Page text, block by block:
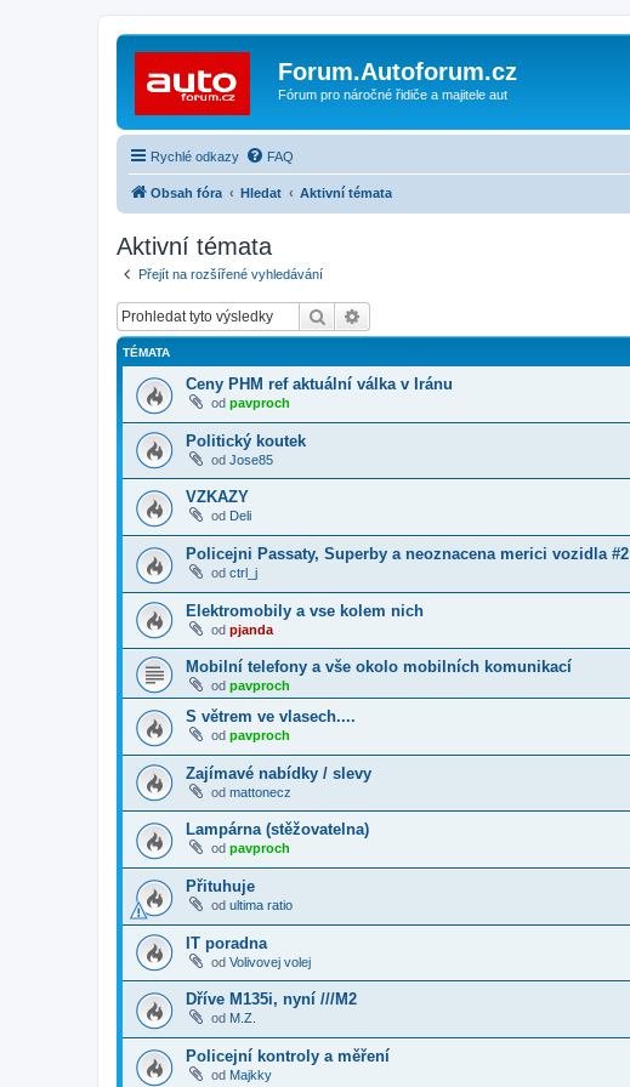
Forum.Autoforum.cz
Fórum pro náročné řidiče a majitele aut
Rychlé odkazy FAQ
Obsah fóra Hledat Aktivní témata
Aktivní témata
Přejít na rozšířené vyhledávání
Hledat
TÉMATA
Ceny PHM ref aktuální válka v Iránu
od pavproch
Politický koutek
od Jose85
VZKAZY
od Deli
Policejni Passaty, Superby a neoznacena merici vozidla #2
od ctrl_j
Elektromobily a vse kolem nich
od pjanda
Mobilní telefony a vše okolo mobilních komunikací
od pavproch
S větrem ve vlasech....
od pavproch
Zajímavé nabídky / slevy
od mattonecz
Lampárna (stěžovatelna)
od pavproch
Přituhuje
od ultima ratio
IT poradna
od Volivovej volej
Dříve M135i, nyní ///M2
od M.Z.
Policejní kontroly a měření
od Majkky